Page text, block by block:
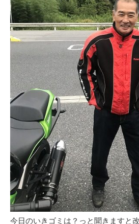
今日のいきゴミは？っと聞きますと